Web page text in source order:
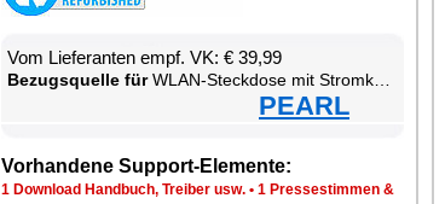
Vom Lie­fe­ran­ten empf. VK: € 39,99
Be­zugs­quel­le fürWLAN-Steck­do­se mit Strom­kos­ten-Mess­funk­ti­on und USB
PEARL
Vor­han­de­ne Sup­port-Ele­men­te:
1 Down­load Hand­buch, Trei­ber usw. • 1 Pres­se­stim­men &